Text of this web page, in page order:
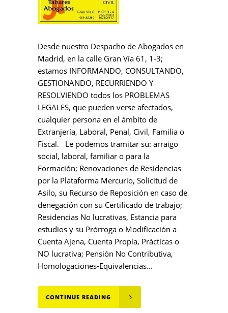
Desde nuestro Despacho de Abogados en
Madrid, en la calle Gran Vía 61, 1-3;
estamos INFORMANDO, CONSULTANDO,
GESTIONANDO, RECURRIENDO Y
RESOLVIENDO todos los PROBLEMAS
LEGALES, que pueden verse afectados,
cualquier persona en el ámbito de
Extranjería, Laboral, Penal, Civil, Familia o
Fiscal. Le podemos tramitar su: arraigo
social, laboral, familiar o para la
Formación; Renovaciones de Residencias
por la Plataforma Mercurio, Solicitud de
Asilo, su Recurso de Reposición en caso de
denegación con su Certificado de trabajo;
Residencias No lucrativas, Estancia para
estudios y su Prórroga o Modificación a
Cuenta Ajena, Cuenta Propia, Prácticas o
NO lucrativa; Pensión No Contributiva,
Homologaciones-Equivalencias...
CONTINUE READING